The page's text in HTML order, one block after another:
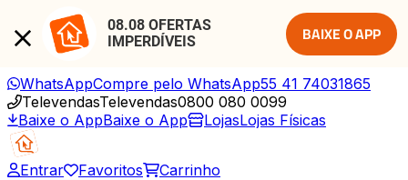
08.08 OFERTAS
IMPERDÍVEIS
BAIXE O APP
WhatsAppCompre pelo WhatsApp55 41 74031865
TelevendasTelevendas0800 080 0099
Baixe o AppBaixe o App LojasLojas Físicas
Entrar Favoritos Carrinho